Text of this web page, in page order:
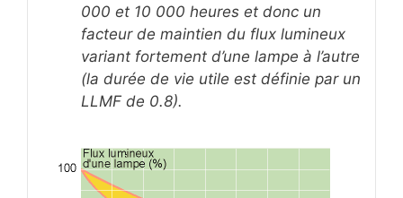
000 et 10 000 heures et donc un
facteur de maintien du flux lumineux
variant fortement d’une lampe à l’autre
(la durée de vie utile est définie par un
LLMF de 0.8).